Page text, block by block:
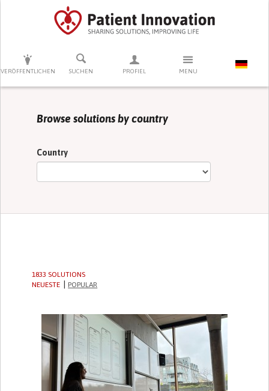
VERÖFFENTLICHEN SUCHEN PROFIEL MENU
DRÜCKEN SIE AUF ENTER UM DIE SUCHE ZU STARTEN
Browse solutions by country
Country
1833 SOLUTIONS
NEUESTE
POPULAR